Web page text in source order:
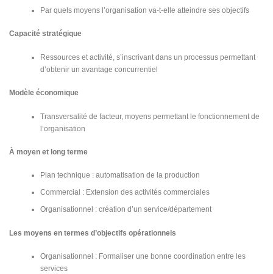
Par quels moyens l’organisation va-t-elle atteindre ses objectifs
Capacité stratégique
Ressources et activité, s’inscrivant dans un processus permettant
d’obtenir un avantage concurrentiel
Modèle économique
Transversalité de facteur, moyens permettant le fonctionnement de
l’organisation
À moyen et long terme
Plan technique : automatisation de la production
Commercial : Extension des activités commerciales
Organisationnel : création d’un service/département
Les moyens en termes d’objectifs opérationnels
Organisationnel : Formaliser une bonne coordination entre les
services